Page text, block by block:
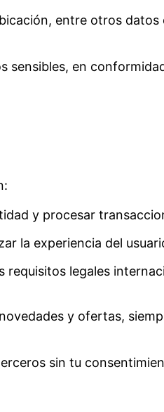
entre otros
en
y procesar
la experiencia del
legales
y ofertas,
sin tu